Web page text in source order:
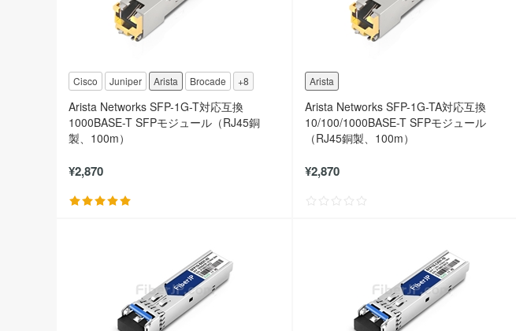
Cisco Juniper Arista Brocade +8
Arista Networks SFP-1G-T対応互換
1000BASE-T SFPモジュール（RJ45銅
製、100m）
¥2,870
Arista
Arista Networks SFP-1G-TA対応互換
10/100/1000BASE-T SFPモジュール
（RJ45銅製、100m）
¥2,870